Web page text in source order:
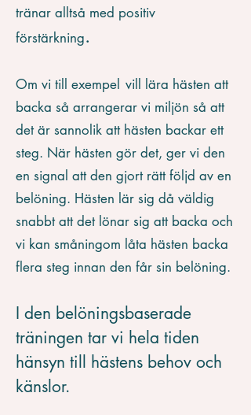
tränar alltså med positiv
förstärkning.
Om vi till exempel vill lära hästen att
backa så arrangerar vi miljön så att
det är sannolik att hästen backar ett
steg. När hästen gör det, ger vi den
en signal att den gjort rätt följd av en
belöning. Hästen lär sig då väldig
snabbt att det lönar sig att backa och
vi kan småningom låta hästen backa
flera steg innan den får sin belöning.
I den belöningsbaserade
träningen tar vi hela tiden
hänsyn till hästens behov och
känslor.